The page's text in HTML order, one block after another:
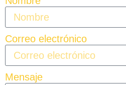
Correo electrónico
Mensaje